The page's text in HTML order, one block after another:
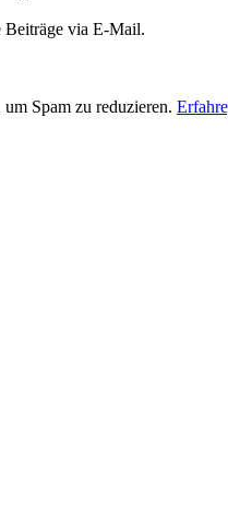
Beiträge via E-Mail.
Spam zu reduzieren.